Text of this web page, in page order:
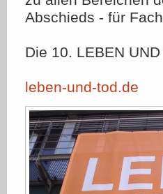
Abschieds - für
Die 10. LEBEN
leben-und-tod.de